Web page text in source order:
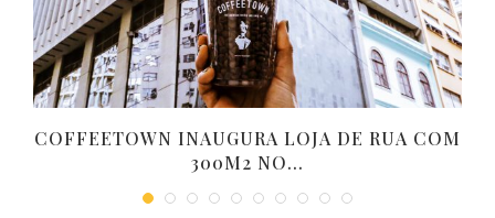
COFFEETOWN INAUGURA LOJA DE RUA COM
300M2 NO...